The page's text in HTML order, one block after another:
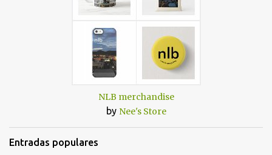
NLB merchandise
by Nee's Store
Entradas populares